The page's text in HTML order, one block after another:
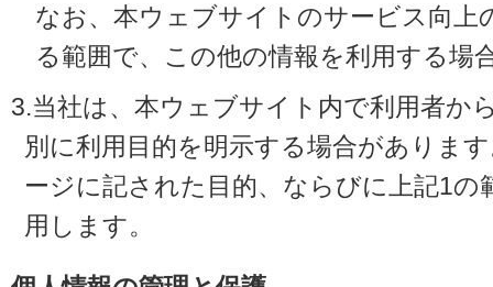
なお、本ウェブサイトのサービス向上
る範囲で、この他の情報を利用する場
3.当社は、本ウェブサイト内で利用者か
別に利用目的を明示する場合がありま
ージに記された目的、ならびに上記1の
用します。